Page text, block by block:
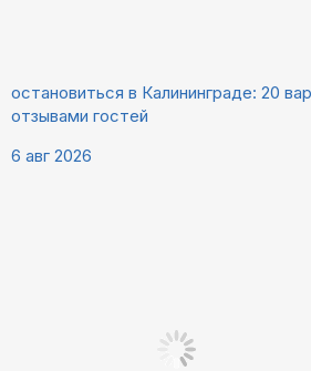
остановиться в Калининграде: 20
отзывами гостей
6 авг 2026